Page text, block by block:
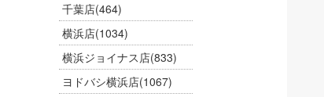
千葉店(464)
横浜店(1034)
横浜ジョイナス店(833)
ヨドバシ横浜店(1067)